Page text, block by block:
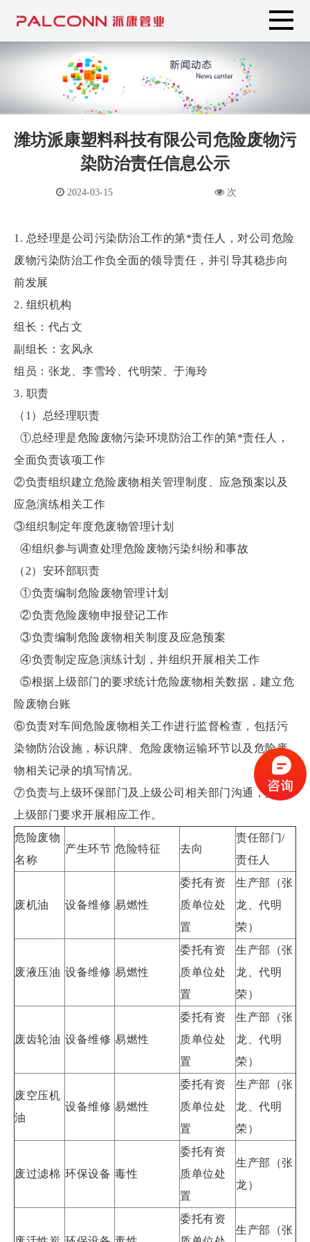
潍坊派康塑料科技有限公司危险废物污
染防治责任信息公示
2024-03-15 次
1. 总经理是公司污染防治工作的第*责任人，对公司危险
废物污染防治工作负全面的领导责任，并引导其稳步向
前发展
2. 组织机构
组长：代占文
副组长：玄风永
组员：张龙、李雪玲、代明荣、于海玲
3. 职责
（1）总经理职责
①总经理是危险废物污染环境防治工作的第*责任人，
全面负责该项工作
②负责组织建立危险废物相关管理制度、应急预案以及
应急演练相关工作
③组织制定年度危废物管理计划
④组织参与调查处理危险废物污染纠纷和事故
（2）安环部职责
①负责编制危险废物管理计划
②负责危险废物申报登记工作
③负责编制危险废物相关制度及应急预案
④负责制定应急演练计划，并组织开展相关工作
⑤根据上级部门的要求统计危险废物相关数据，建立危
险废物台账
⑥负责对车间危险废物相关工作进行监督检查，包括污
染物防治设施，标识牌、危险废物运输环节以及危险废
物相关记录的填写情况。
⑦负责与上级环保部门及上级公司相关部门沟通，按照
上级部门要求开展相应工作。
危险废物
名称
产生环节 危险特征 去向
责任部门/
责任人
废机油 设备维修 易燃性
委托有资
质单位处
置
生产部（张
龙、代明
荣）
废液压油 设备维修 易燃性
委托有资
质单位处
置
生产部（张
龙、代明
荣）
废齿轮油 设备维修 易燃性
委托有资
质单位处
置
生产部（张
龙、代明
荣）
废空压机
油
设备维修 易燃性
委托有资
质单位处
置
生产部（张
龙、代明
荣）
废过滤棉 环保设备 毒性
委托有资
质单位处
置
生产部（张
龙）
委托有资
生产部（张